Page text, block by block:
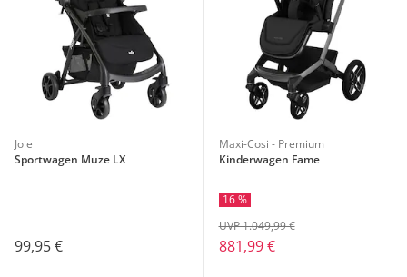
Joie
Sportwagen Muze LX
99,95 €
Maxi-Cosi - Premium
Kinderwagen Fame
16 %
881,99 €
UVP 1.049,99 €